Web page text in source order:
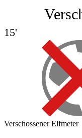
15'
Verschossener Elfmeter